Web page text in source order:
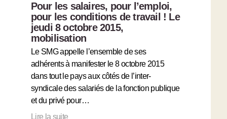
Pour les salaires, pour l’emploi,
pour les conditions de travail ! Le
jeudi 8 octobre 2015,
mobilisation
Le SMG appelle l’ensemble de ses
adhérents à manifester le 8 octobre 2015
dans tout le pays aux côtés de l’inter-
syndicale des salariés de la fonction publique
et du privé pour…
Lire la suite